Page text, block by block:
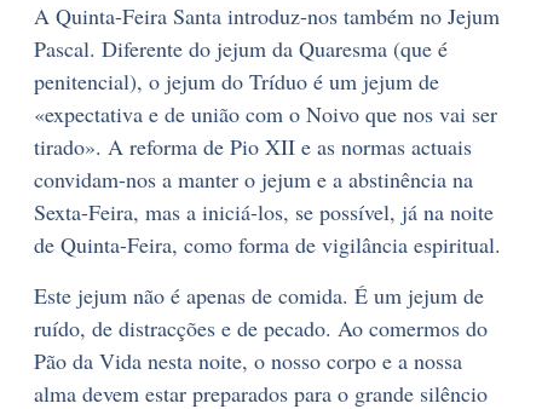
A Quinta-Feira Santa introduz-nos também no Jejum
Pascal. Diferente do jejum da Quaresma (que é
penitencial), o jejum do Tríduo é um jejum de
«expectativa e de união com o Noivo que nos vai ser
tirado». A reforma de Pio XII e as normas actuais
convidam-nos a manter o jejum e a abstinência na
Sexta-Feira, mas a iniciá-los, se possível, já na noite
de Quinta-Feira, como forma de vigilância espiritual.
Este jejum não é apenas de comida. É um jejum de
ruído, de distracções e de pecado. Ao comermos do
Pão da Vida nesta noite, o nosso corpo e a nossa
alma devem estar preparados para o grande silêncio